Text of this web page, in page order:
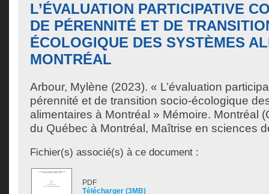
L’ÉVALUATION PARTICIPATIVE
DE PÉRENNITÉ ET DE
ÉCOLOGIQUE DES SYSTÈMES
MONTRÉAL
Arbour, Mylène (2023). « L’évaluation
pérennité et de transition socio-écologique
alimentaires à Montréal » Mémoire. Montréal
du Québec à Montréal, Maîtrise en sciences
Fichier(s) associé(s) à ce document :
PDF
Télécharger (3MB)